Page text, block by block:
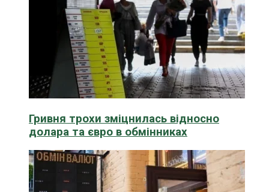
Гривня трохи зміцнилась відносно
долара та євро в обмінниках